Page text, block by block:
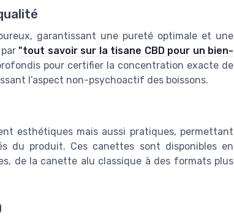
garantissant une pureté optimale et une
par"tout savoir sur la tisane CBD pour un bien-
pour certifier la concentration exacte de
l’aspect non-psychoactif des boissons.
esthétiques mais aussi pratiques, permettant
du produit. Ces canettes sont disponibles en
de la canette alu classique à des formats plus